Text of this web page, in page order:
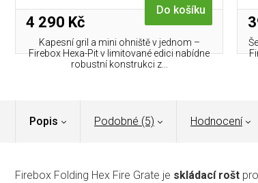
4 290 Kč
Do košíku
Kapesní gril a mini ohniště v jednom –
Firebox Hexa-Pit v limitované edici nabídne
robustní konstrukci z...
Popis Podobné (5) Hodnocení
Firebox Folding Hex Fire Grate je skládací rošt pro